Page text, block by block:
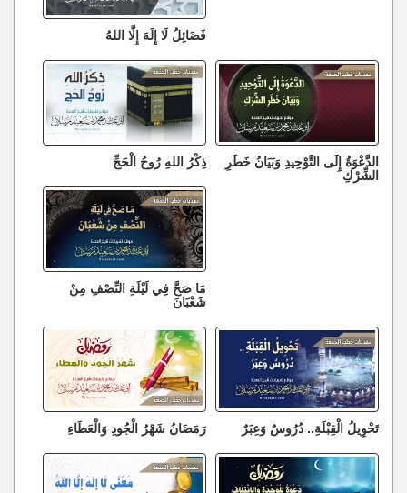
فَضَائِلُ لَا إِلَهَ إِلَّا اللهُ
الدَّعْوَةُ إِلَى التَّوْحِيدِ وَبَيَانُ خَطَرِ
الشِّرْكِ
ذِكْرُ اللهِ رُوحُ الْحَجِّ
مَا صَحَّ فِي لَيْلَةِ النِّصْفِ مِنْ
شَعْبَانَ
تَحْوِيلُ الْقِبْلَةِ.. دُرُوسٌ وَعِبَرٌ رَمَضَانُ شَهْرُ الْجُودِ وَالْعَطَاءِ